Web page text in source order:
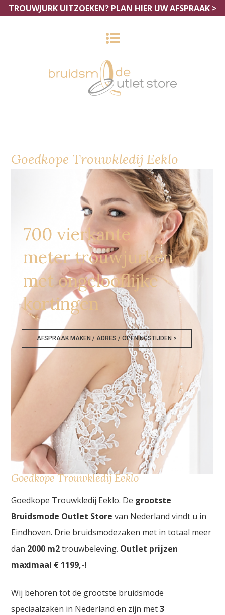
TROUWJURK UITZOEKEN? PLAN HIER UW AFSPRAAK >
Goedkope Trouwkledij Eeklo
700 vierkante
meter trouwjurken
met ongelooflijke
kortingen
AFSPRAAK MAKEN / ADRES / OPENINGSTIJDEN >
Goedkope Trouwkledij Eeklo
Goedkope Trouwkledij Eeklo. De grootste
Bruidsmode Outlet Store van Nederland vindt u in
Eindhoven. Drie bruidsmodezaken met in totaal meer
dan 2000 m2trouwbeleving. Outlet prijzen
maximaal € 1199,-!
Wij behoren tot de grootste bruidsmode
speciaalzaken in Nederland en zijn met3